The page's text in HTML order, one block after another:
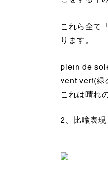
これら全て
ります。
plein de
vent vert(
これは晴れ
2、比喩表